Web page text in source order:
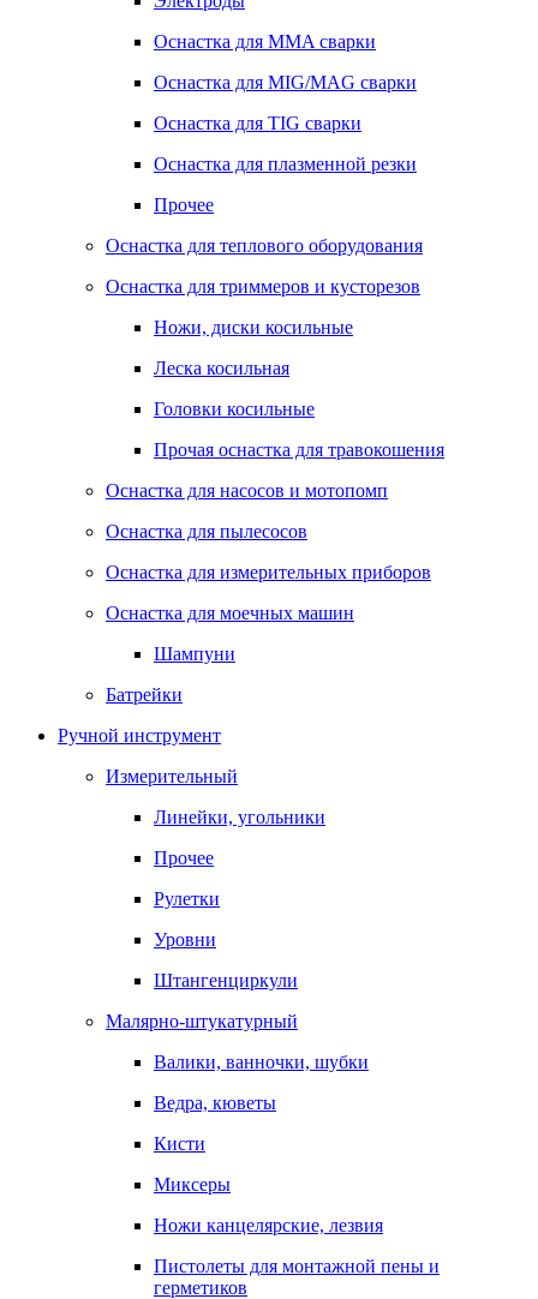
Оснастка для MMA сварки
Оснастка для MIG/MAG сварки
Оснастка для TIG сварки
Оснастка для плазменной резки
Прочее
Оснастка для теплового оборудования
Оснастка для триммеров и кусторезов
Ножи, диски косильные
Леска косильная
Головки косильные
Прочая оснастка для травокошения
Оснастка для насосов и мотопомп
Оснастка для пылесосов
Оснастка для измерительных приборов
Оснастка для моечных машин
Шампуни
Батрейки
Ручной инструмент
Измерительный
Линейки, угольники
Прочее
Рулетки
Уровни
Штангенциркули
Малярно-штукатурный
Валики, ванночки, шубки
Ведра, кюветы
Кисти
Миксеры
Ножи канцелярские, лезвия
Пистолеты для монтажной пены и
герметиков